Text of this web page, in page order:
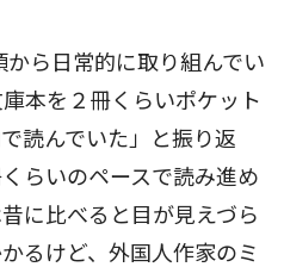
ら日常的に取り組んでい
本を２冊くらいポケット
読んでいた」と振り返
らいのペースで読み進め
に比べると目が見えづら
るけど、外国人作家のミ